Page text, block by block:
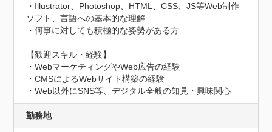
・Illustrator、Photoshop、HTML、CSS、JS等Web制作
ソフト、言語への基本的な理解
・何事に対しても積極的な姿勢がある方
【歓迎スキル・経験】
・WebマーケティングやWeb広告の経験
・CMSによるWebサイト構築の経験
・Web以外にSNS等、デジタル全般の知見・興味関心
勤務地